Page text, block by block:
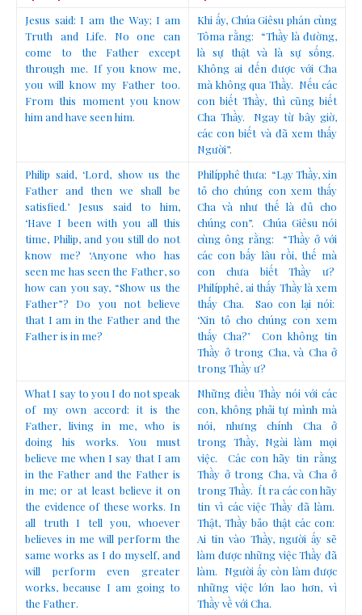
Jesus said: I am the Way; I am
Truth and Life. No one can
come to the Father except
through me. If you know me,
you will know my Father too.
From this moment you know
him and have seen him.
Khi ấy, Chúa Giêsu phán cùng
Tôma rằng: “Thầy là đường,
là sự thật và là sự sống.
Không ai đến được với Cha
mà không qua Thầy. Nếu các
con biết Thầy, thì cũng biết
Cha Thầy. Ngay từ bây giờ,
các con biết và đã xem thấy
Người”.
Philip said, ‘Lord, show us the
Father and then we shall be
satisfied.’ Jesus said to him,
‘Have I been with you all this
time, Philip, and you still do not
know me? ‘Anyone who has
seen me has seen the Father, so
how can you say, “Show us the
Father”? Do you not believe
that I am in the Father and the
Father is in me?
Philípphê thưa: “Lạy Thầy, xin
tỏ cho chúng con xem thấy
Cha và như thế là đủ cho
chúng con”. Chúa Giêsu nói
cùng ông rằng: “Thầy ở với
các con bấy lâu rồi, thế mà
con chưa biết Thầy ư?
Philípphê, ai thấy Thầy là xem
thấy Cha. Sao con lại nói:
‘Xin tỏ cho chúng con xem
thấy Cha?’ Con không tin
Thầy ở trong Cha, và Cha ở
trong Thầy ư?
What I say to you I do not speak
of my own accord: it is the
Father, living in me, who is
doing his works. You must
believe me when I say that I am
in the Father and the Father is
in me; or at least believe it on
the evidence of these works. In
all truth I tell you, whoever
believes in me will perform the
same works as I do myself, and
will perform even greater
works, because I am going to
the Father.
Những điều Thầy nói với các
con, không phải tự mình mà
nói, nhưng chính Cha ở
trong Thầy, Ngài làm mọi
việc. Các con hãy tin rằng
Thầy ở trong Cha, và Cha ở
trong Thầy. Ít ra các con hãy
tin vì các việc Thầy đã làm.
Thật, Thầy bảo thật các con:
Ai tin vào Thầy, người ấy sẽ
làm được những việc Thầy đã
làm. Người ấy còn làm được
những việc lớn lao hơn, vì
Thầy về với Cha.